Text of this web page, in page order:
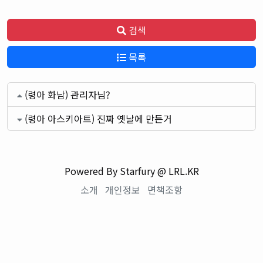
검색
목록
(령아 화남) 관리자님?
(령아 아스키아트) 진짜 옛날에 만든거
Powered By Starfury @ LRL.KR
소개 개인정보 면책조항